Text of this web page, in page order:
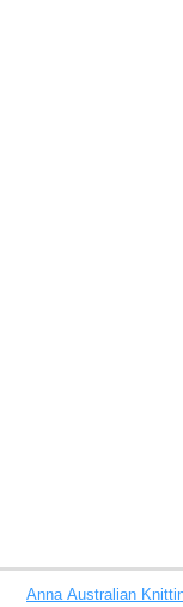
Anna Australian